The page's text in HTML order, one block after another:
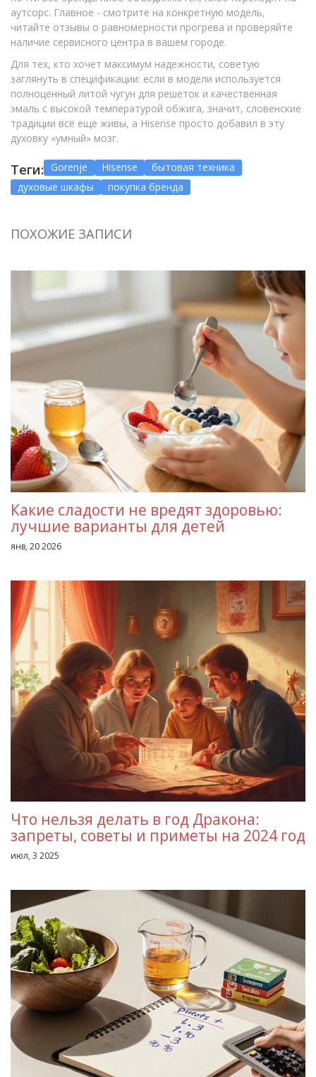
аутсорс. Главное - смотрите на конкретную модель,
читайте отзывы о равномерности прогрева и проверяйте
наличие сервисного центра в вашем городе.
Для тех, кто хочет максимум надежности, советую
заглянуть в спецификации: если в модели используется
полноценный литой чугун для решеток и качественная
эмаль с высокой температурой обжига, значит, словенские
традиции всё еще живы, а Hisense просто добавил в эту
духовку «умный» мозг.
Теги: Gorenje Hisense
бытовая техника
духовые шкафы
покупка бренда
ПОХОЖИЕ ЗАПИСИ
Какие сладости не вредят здоровью:
лучшие варианты для детей
янв, 20 2026
Что нельзя делать в год Дракона:
запреты, советы и приметы на 2024 год
июл, 3 2025